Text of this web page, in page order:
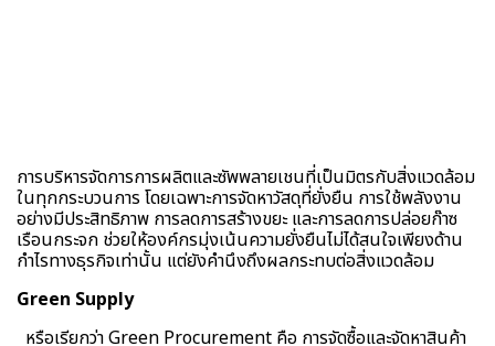
การบริหารจัดการการผลิตและซัพพลายเชนที่เป็นมิตรกับสิ่งแวดล้อม
ในทุกกระบวนการ โดยเฉพาะการจัดหาวัสดุที่ยั่งยืน การใช้พลังงาน
อย่างมีประสิทธิภาพ การลดการสร้างขยะ และการลดการปล่อยก๊าซ
เรือนกระจก ช่วยให้องค์กรมุ่งเน้นความยั่งยืนไม่ได้สนใจเพียงด้าน
กำไรทางธุรกิจเท่านั้น แต่ยังคำนึงถึงผลกระทบต่อสิ่งแวดล้อม
Green Supply
หรือเรียกว่า Green Procurement คือ การจัดซื้อและจัดหาสินค้า